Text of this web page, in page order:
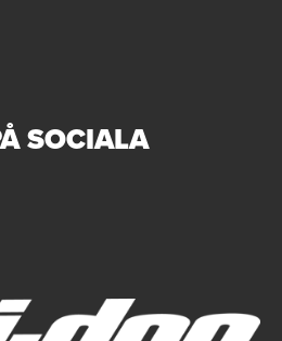
SOCIALA